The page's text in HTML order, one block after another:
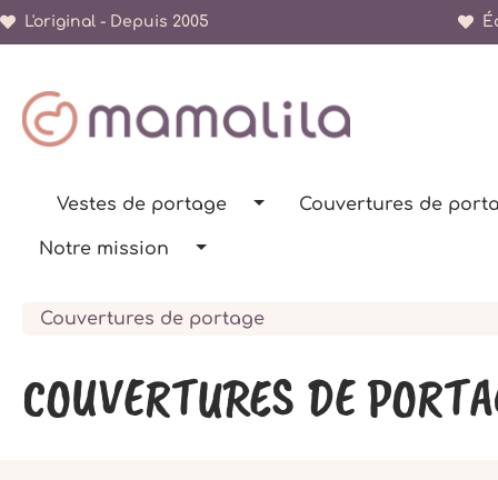
Passer à la navigation principale
L'original - Depuis 2005
Vestes de portage Couvertures de
Notre mission
Couvertures de portage
COUVERTURES DE